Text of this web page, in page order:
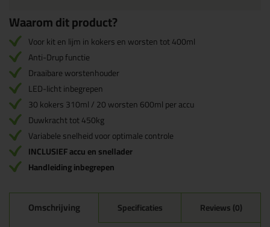
Waarom dit product?
Voor kit en lijm in kokers en worsten tot 400ml
Anti-Drup functie
Draaibare worstenhouder
LED-licht inbegrepen
30 kokers 310ml / 20 worsten 600ml per accu
Duwkracht tot 450kg
Variabele snelheid voor optimale controle
INCLUSIEF accu en snellader
Handleiding inbegrepen
Omschrijving Specificaties Reviews (0)